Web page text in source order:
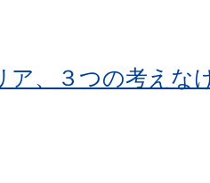
ア、３つの考えな